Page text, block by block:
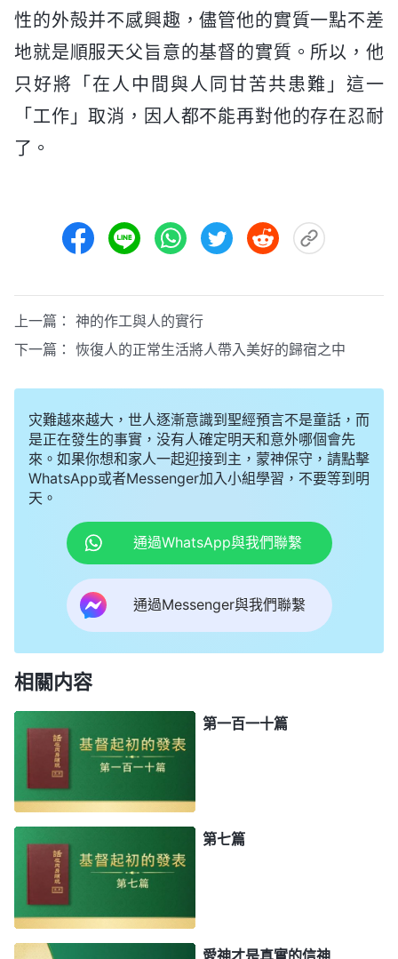
性的外殻并不感興趣，儘管他的實質一點不差
地就是順服天父旨意的基督的實質。所以，他
只好將「在人中間與人同甘苦共患難」這一
「工作」取消，因人都不能再對他的存在忍耐
了。
上一篇： 神的作工與人的實行
下一篇： 恢復人的正常生活將人帶入美好的歸宿之中
灾難越來越大，世人逐漸意識到聖經預言不是童話，而
是正在發生的事實，没有人確定明天和意外哪個會先
來。如果你想和家人一起迎接到主，蒙神保守，請點擊
WhatsApp或者Messenger加入小組學習，不要等到明
天。
通過WhatsApp與我們聯繫
通過Messenger與我們聯繫
相關内容
第一百一十篇
第七篇